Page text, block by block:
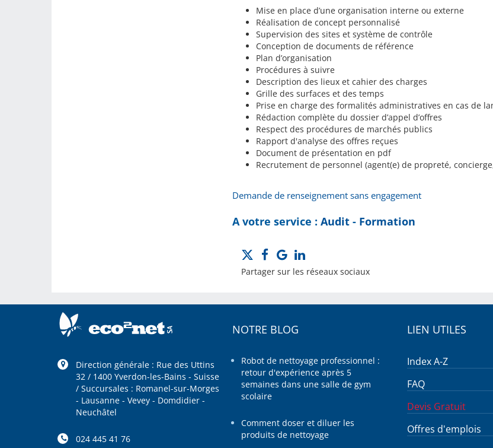
Mise en place d’une organisation interne ou externe
Réalisation de concept personnalisé
Supervision des sites et système de contrôle
Conception de documents de référence
Plan d’organisation
Procédures à suivre
Description des lieux et cahier des charges
Grille des surfaces et des temps
Prise en charge des formalités administratives en cas de
Rédaction complète du dossier d’appel d’offres
Respect des procédures de marchés publics
Rapport d'analyse des offres reçues
Document de présentation en pdf
Recrutement de personnel (agent(e) de propreté,
Demande de renseignement sans engagement
A votre service : Audit - Formation
Partager sur les réseaux sociaux
Direction générale : Rue des Uttins
32 / 1400 Yverdon-les-Bains - Suisse
/ Succursales : Romanel-sur-Morges
- Lausanne - Vevey - Domdidier -
Neuchâtel
024 445 41 76
NOTRE BLOG
Robot de nettoyage professionnel :
retour d'expérience après 5
semaines dans une salle de gym
scolaire
Comment doser et diluer les
produits de nettoyage
LIEN UTILES
Index A-Z
FAQ
Devis Gratuit
Offres d'emplois